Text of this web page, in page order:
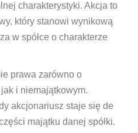
charakterystyki. Akcja to
który stanowi wynikową
w spółce o charakterze
prawa zarówno o
i niemajątkowym.
akcjonariusz staje się de
majątku danej spółki.